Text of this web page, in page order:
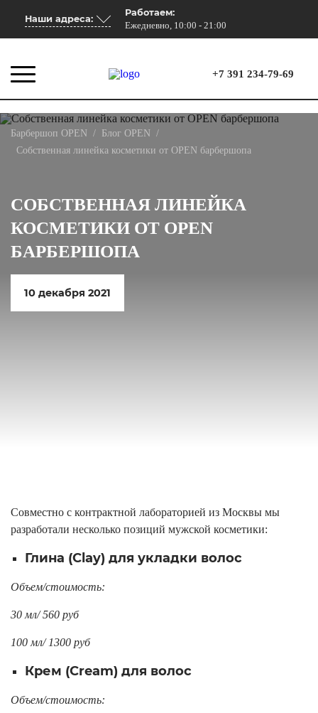
Наши адреса:
Работаем:
Ежедневно, 10:00 - 21:00
+7 391 234-79-69
Барбершоп OPEN / Блог OPEN
/
Собственная линейка косметики от OPEN барбершопа
СОБСТВЕННАЯ ЛИНЕЙКА
КОСМЕТИКИ ОТ OPEN
БАРБЕРШОПА
10 декабря 2021
Совместно с контрактной лабораторией из Москвы мы
разработали несколько позиций мужской косметики:
Глина (Clay) для укладки волос
Объем/стоимость:
30 мл/ 560 руб
100 мл/ 1300 руб
Крем (Cream) для волос
Объем/стоимость: